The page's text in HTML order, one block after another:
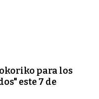
para los
este 7 de